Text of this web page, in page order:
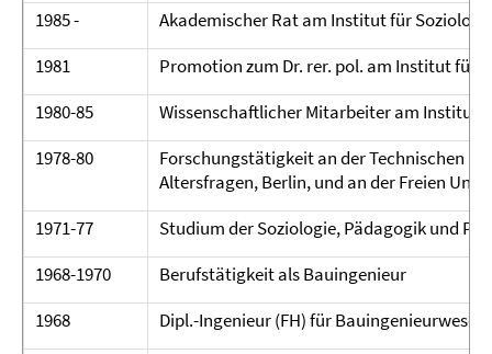
1985 -
Akademischer Rat am Institut für
1981
Promotion zum Dr. rer. pol. am Institut für
1980-85
Wissenschaftlicher Mitarbeiter am Institut
1978-80
Forschungstätigkeit an der Technischen
Altersfragen, Berlin, und an der Freien
1971-77
Studium der Soziologie, Pädagogik und
1968-1970
Berufstätigkeit als Bauingenieur
1968
Dipl.-Ingenieur (FH) für Bauingenieurwesen